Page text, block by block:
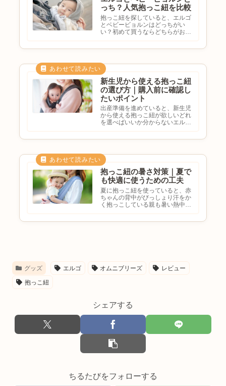
っち？人気抱っこ紐を比較
抱っこ紐を探していると、エルゴ
とベビービョルンはどっちがい
い？初めて買うならどちらがおす
特徴や使い心地には違いがありま
す...
新生児から使える抱っこ紐
の選び方｜購入前に確認し
たいポイント
出産準備を進めていると、新生児
から使える抱っこ紐が欲しいどれ
を選べばいいか分からないエルゴ
テムですが、種類が多く、初め
て...
抱っこ紐の暑さ対策｜夏で
も快適に使うための工夫
夏に抱っこ紐を使っていると、赤
ちゃんの背中がびっしょり汗をか
く抱っこしている親も暑い熱中症
グッズ エルゴ オムニブリーズ レビュー
抱っこ紐
シェアする
ちるたびをフォローする